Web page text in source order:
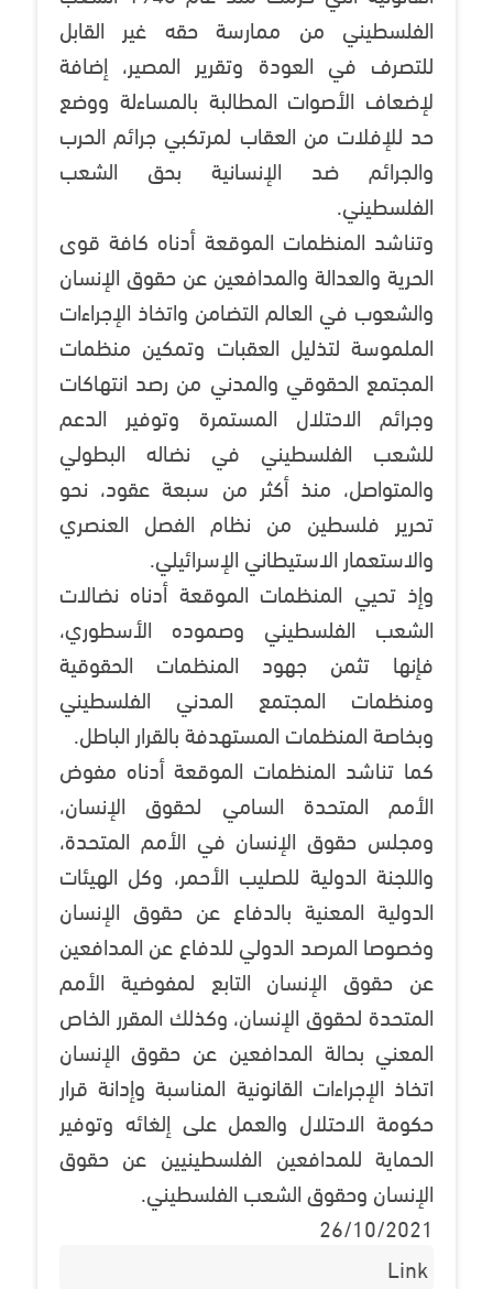
الفلسطيني من ممارسة حقه غير القابل
للتصرف في العودة وتقرير المصير، إضافة
لإضعاف الأصوات المطالبة بالمساءلة ووضع
حد للإفلات من العقاب لمرتكبي جرائم الحرب
والجرائم ضد الإنسانية بحق الشعب
الفلسطيني.
وتناشد المنظمات الموقعة أدناه كافة قوى
الحرية والعدالة والمدافعين عن حقوق الإنسان
والشعوب في العالم التضامن واتخاذ الإجراءات
الملموسة لتذليل العقبات وتمكين منظمات
المجتمع الحقوقي والمدني من رصد انتهاكات
وجرائم الاحتلال المستمرة وتوفير الدعم
للشعب الفلسطيني في نضاله البطولي
والمتواصل، منذ أكثر من سبعة عقود، نحو
تحرير فلسطين من نظام الفصل العنصري
والاستعمار الاستيطاني الإسرائيلي.
وإذ تحيي المنظمات الموقعة أدناه نضالات
الشعب الفلسطيني وصموده الأسطوري،
فإنها تثمن جهود المنظمات الحقوقية
ومنظمات المجتمع المدني الفلسطيني
وبخاصة المنظمات المستهدفة بالقرار الباطل.
كما تناشد المنظمات الموقعة أدناه مفوض
الأمم المتحدة السامي لحقوق الإنسان،
ومجلس حقوق الإنسان في الأمم المتحدة،
واللجنة الدولية للصليب الأحمر، وكل الهيئات
الدولية المعنية بالدفاع عن حقوق الإنسان
وخصوصا المرصد الدولي للدفاع عن المدافعين
عن حقوق الإنسان التابع لمفوضية الأمم
المتحدة لحقوق الإنسان، وكذلك المقرر الخاص
المعني بحالة المدافعين عن حقوق الإنسان
اتخاذ الإجراءات القانونية المناسبة وإدانة قرار
حكومة الاحتلال والعمل على إلغائه وتوفير
الحماية للمدافعين الفلسطينيين عن حقوق
الإنسان وحقوق الشعب الفلسطيني.
26/10/2021
Link